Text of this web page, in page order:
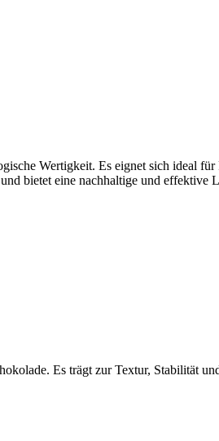
Wertigkeit. Es eignet sich ideal
bietet eine nachhaltige und effektive
Es trägt zur Textur, Stabilität